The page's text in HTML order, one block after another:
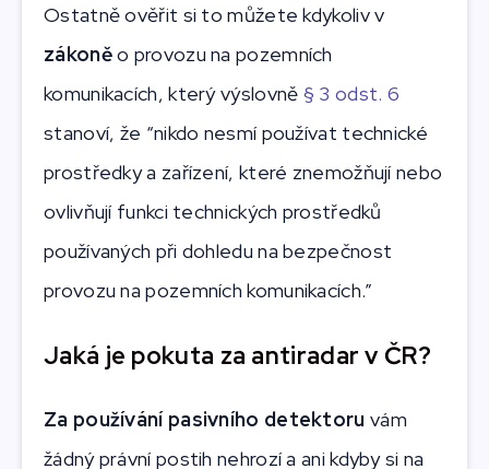
Ostatně ověřit si to můžete kdykoliv v
zákoněo provozu na pozemních
komunikacích, který výslovně § 3 odst. 6
stanoví, že “nikdo nesmí používat technické
prostředky a zařízení, které znemožňují nebo
ovlivňují funkci technických prostředků
používaných při dohledu na bezpečnost
provozu na pozemních komunikacích.”
Jaká je pokuta za antiradar v ČR?
Za používání pasivního detektoru vám
žádný právní postih nehrozí a ani kdyby si na